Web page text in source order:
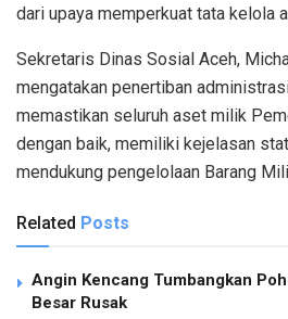
dari upaya memperkuat tata kelola
Sekretaris Dinas Sosial Aceh,
mengatakan penertiban
memastikan seluruh aset milik
dengan baik, memiliki kejelasan
mendukung pengelolaan Barang
Related Posts
Angin Kencang Tumbangkan
Besar Rusak